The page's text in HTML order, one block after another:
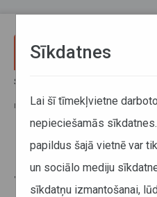
Sākums
maršrutu autobusu kursēšanas grafiks
No
SIA Aizkraukles
Sīkdatnes
Lai šī tīmekļvietne
nepieciešamās
papildus šajā vietnē var
un sociālo mediju
sīkdatņu izmantošanai,